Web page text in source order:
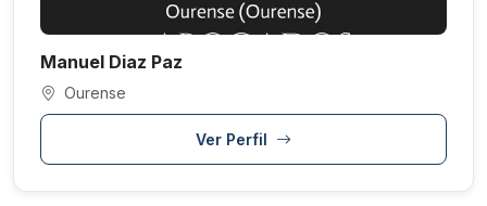
Manuel Diaz Paz
Ourense
Ver Perfil